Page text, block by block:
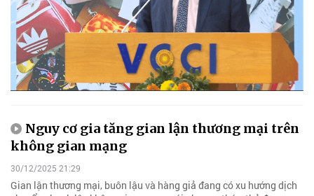
Nguy cơ gia tăng gian lận thương mại trên
không gian mạng
30/12/2025 21:29
Gian lận thương mại, buôn lậu và hàng giả đang có xu hướng dịch